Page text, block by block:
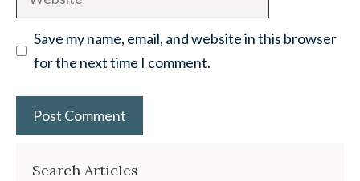
Save my name, email, and website in this browser
for the next time I comment.
Search Articles